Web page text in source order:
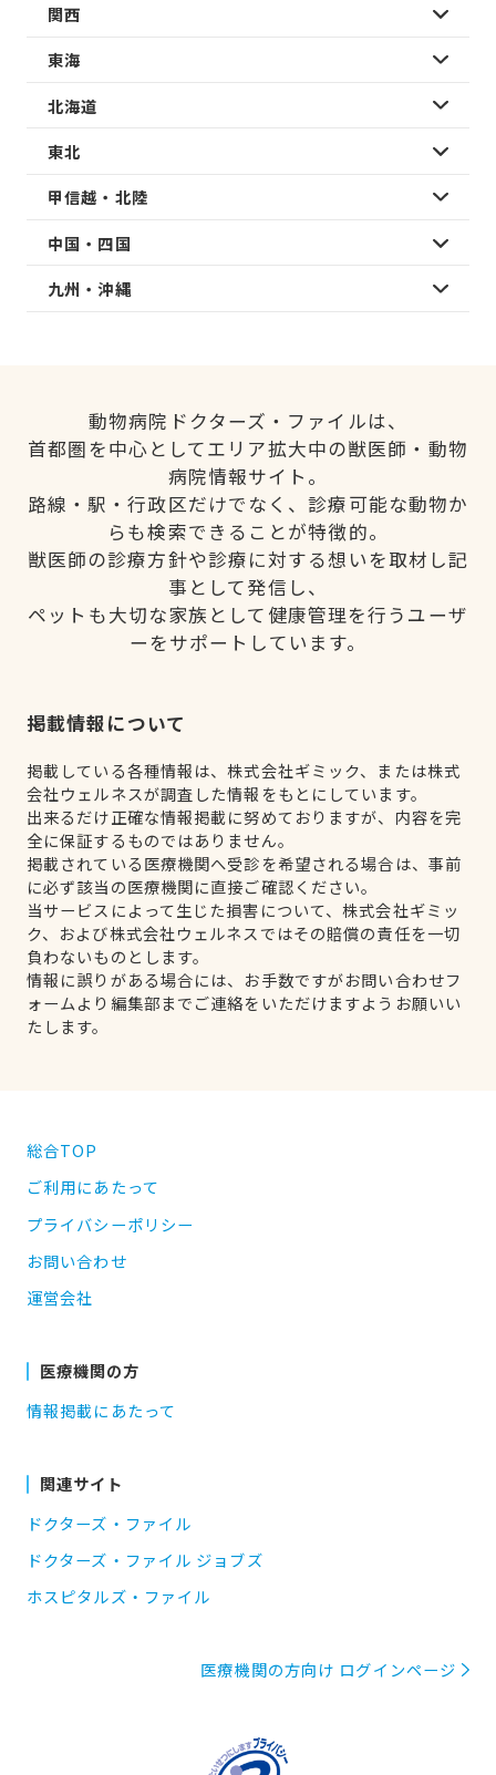
関西
東海
北海道
東北
甲信越・北陸
中国・四国
九州・沖縄
動物病院ドクターズ・ファイルは、
首都圏を中心としてエリア拡大中の獣医師・動物
病院情報サイト。
路線・駅・行政区だけでなく、診療可能な動物か
らも検索できることが特徴的。
獣医師の診療方針や診療に対する想いを取材し記
事として発信し、
ペットも大切な家族として健康管理を行うユーザ
ーをサポートしています。
掲載情報について
掲載している各種情報は、株式会社ギミック、または株式
会社ウェルネスが調査した情報をもとにしています。
出来るだけ正確な情報掲載に努めておりますが、内容を完
全に保証するものではありません。
掲載されている医療機関へ受診を希望される場合は、事前
に必ず該当の医療機関に直接ご確認ください。
当サービスによって生じた損害について、株式会社ギミッ
ク、および株式会社ウェルネスではその賠償の責任を一切
負わないものとします。
情報に誤りがある場合には、お手数ですがお問い合わせフ
ォームより編集部までご連絡をいただけますようお願いい
たします。
総合TOP
ご利用にあたって
プライバシーポリシー
お問い合わせ
運営会社
医療機関の方
情報掲載にあたって
関連サイト
ドクターズ・ファイル
ドクターズ・ファイル ジョブズ
ホスピタルズ・ファイル
医療機関の方向け ログインページ